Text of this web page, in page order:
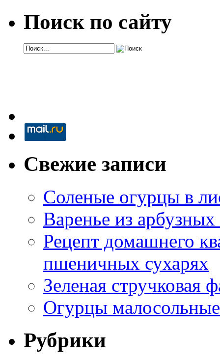
Поиск по сайту
Свежие записи
Соленые огурцы в
Варенье из
Рецепт домашнего
пшеничных сухарях
Зеленая стручковая
Огурцы
Рубрики